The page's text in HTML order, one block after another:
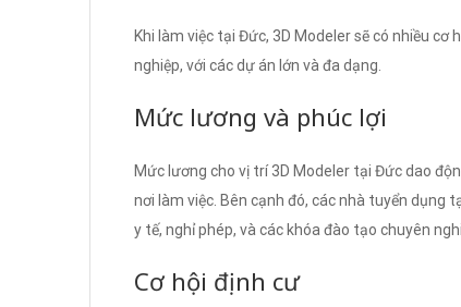
Khi làm việc tại Đức, 3D Modeler sẽ có nhiều
nghiệp, với các dự án lớn và đa dạng.
Mức lương và phúc lợi
Mức lương cho vị trí 3D Modeler tại Đức dao
nơi làm việc. Bên cạnh đó, các nhà tuyển dụng
y tế, nghỉ phép, và các khóa đào tạo chuyên
Cơ hội định cư